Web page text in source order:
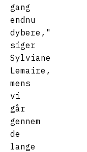
gang
endnu
dybere,"
siger
Sylviane
Lemaire,
mens
vi
går
gennem
de
lange